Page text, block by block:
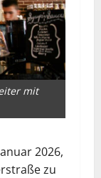
mit
2026,
zu